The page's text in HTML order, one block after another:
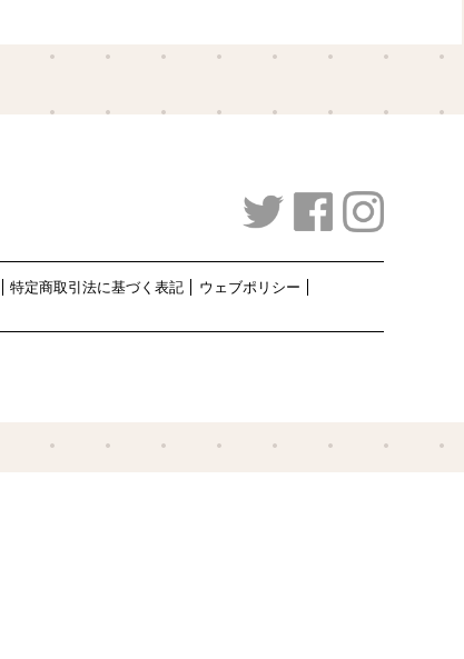
特定商取引法に基づく表記
ウェブポリシー